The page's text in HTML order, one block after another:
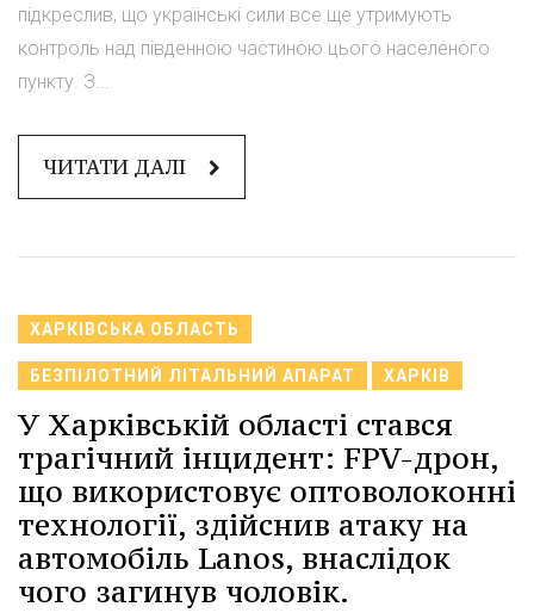
підкреслив, що українські сили все ще утримують
контроль над південною частиною цього населеного
пункту. З...
ЧИТАТИ ДАЛІ
ХАРКІВСЬКА ОБЛАСТЬ
БЕЗПІЛОТНИЙ ЛІТАЛЬНИЙ АПАРАТ ХАРКІВ
У Харківській області стався
трагічний інцидент: FPV-дрон,
що використовує оптоволоконні
технології, здійснив атаку на
автомобіль Lanos, внаслідок
чого загинув чоловік.